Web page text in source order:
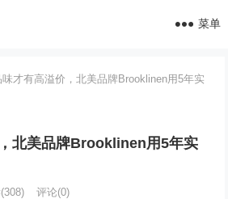
菜单
味才有高溢价，北美品牌Brooklinen用5年实
北美品牌Brooklinen用5年实
(308) 评论(0)